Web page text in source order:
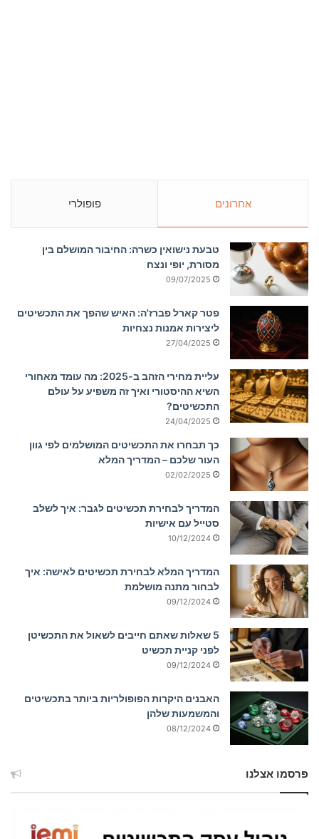
אחרונים פופולרי
טבעת נישואין כשרה: החיבור המושלם בין
מסורת, יופי ונצח
09/07/2025
פטר קארל פברז'ה: האיש שהפך את התכשיטים
ליצירות אמנות נצחיות
27/04/2025
עליית מחירי הזהב ב-2025: מה עומד מאחורי
השיא ההיסטורי ואיך זה משפיע על עולם
התכשיטים?
24/04/2025
כך תבחרו את התכשיטים המושלמים לפי גוון
העור שלכם – המדריך המלא
02/02/2025
המדריך לבחירת תכשיטים לגבר: איך לשלב
סטייל עם אישיות
10/12/2024
המדריך המלא לבחירת תכשיטים לאישה: איך
לבחור מתנה מושלמת
09/12/2024
5 שאלות שאתם חייבים לשאול את התכשיטן
לפני קניית תכשיט
09/12/2024
האבנים היקרות הפופולריות ביותר בתכשיטים
והמשמעות שלהן
08/12/2024
פרסמו אצלנו